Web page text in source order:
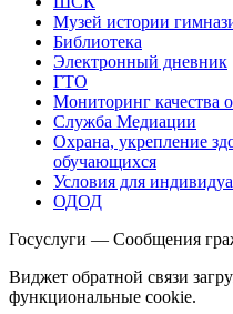
Музей истории
Библиотека
Электронный дневник
ГТО
Мониторинг качества
Служба Медиации
Охрана, укрепление
обучающихся
Условия для
ОДОД
Госуслуги — Сообщения
Виджет обратной связи
функциональные cookie.